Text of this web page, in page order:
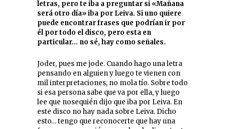
letras, pero te iba a preguntar si «Mañana
será otro día» iba por Leiva. Si uno quiere
puede encontrar frases que podrían ir por
él por todo el disco, pero esta en
particular… no sé, hay como señales.
Joder, pues me jode. Cuando hago una letra
pensando en alguien y luego te vienen con
mil interpretaciones, no mola tío. Sobre todo
si esa persona sabe que va por ella, y luego
lee que nosequién dijo que iba por Leiva. En
este disco no hay nada sobre Leiva. Dicho
esto… tengo que reconocerte que hay una